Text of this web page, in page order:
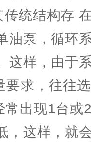
统结构存
油泵，循环
这样，由于
要求，往往
常出现1台或
，这样，就